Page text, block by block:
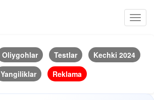
Oliygohlar Testlar
Kechki 2024
Yangiliklar
Reklama